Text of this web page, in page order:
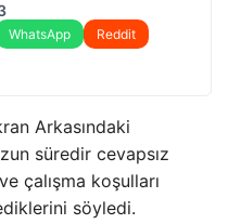
WhatsApp
Reddit
Arkasındaki
süredir cevapsız
çalışma koşulları
söyledi.